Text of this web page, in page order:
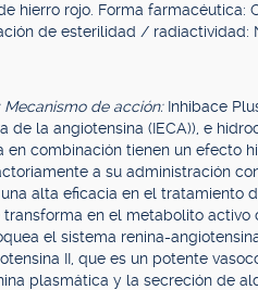
hierro rojo. Forma farmacéutica:
de esterilidad / radiactividad:
de acción: Inhibace
de la angiotensina (IECA)), e
combinación tienen un efecto
a su administración
alta eficacia en el tratamiento
en el metabolito
el sistema renina-
II, que es un potente
plasmática y la secreción de